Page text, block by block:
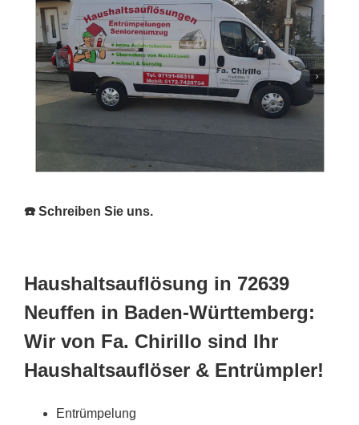
☎️ Schreiben Sie uns.
Haushaltsauflösung in 72639
Neuffen in Baden-Württemberg:
Wir von Fa. Chirillo sind Ihr
Haushaltsauflöser & Entrümpler!
Entrümpelung